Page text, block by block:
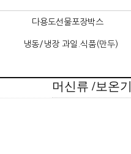
다용도선물포장박스
냉동/냉장 과일.식품(만두)
머신류 /보온